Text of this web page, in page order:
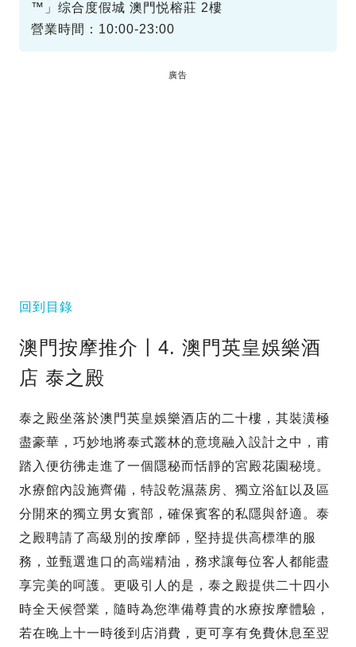
™」综合度假城 澳門悦榕莊 2樓
營業時間：10:00-23:00
廣告
回到目錄
澳門按摩推介〡4. 澳門英皇娛樂酒
店 泰之殿
泰之殿坐落於澳門英皇娛樂酒店的二十樓，其裝潢極
盡豪華，巧妙地將泰式叢林的意境融入設計之中，甫
踏入便彷彿走進了一個隱秘而恬靜的宮殿花園秘境。
水療館內設施齊備，特設乾濕蒸房、獨立浴缸以及區
分開來的獨立男女賓部，確保賓客的私隱與舒適。泰
之殿聘請了高級別的按摩師，堅持提供高標準的服
務，並甄選進口的高端精油，務求讓每位客人都能盡
享完美的呵護。更吸引人的是，泰之殿提供二十四小
時全天候營業，隨時為您準備尊貴的水療按摩體驗，
若在晚上十一時後到店消費，更可享有免費休息至翌